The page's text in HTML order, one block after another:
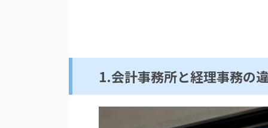
1.会計事務所と経理事務の